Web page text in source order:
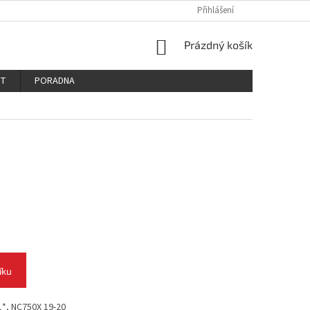
REKLAMAČNÍ ŘÁD
Přihlášení
NÁKUPNÍ
Prázdný košík
PORADNA
NC750X 19-20